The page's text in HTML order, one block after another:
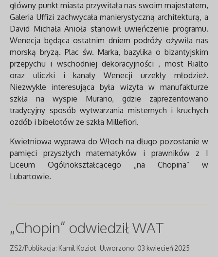
główny punkt miasta przywitała nas swoim majestatem,
Galeria Uffizi zachwycała manierystyczną architekturą, a
David Michała Anioła stanowił uwieńczenie programu.
Wenecja będąca ostatnim dniem podróży ożywiła nas
morską bryzą. Plac św. Marka, bazylika o bizantyjskim
przepychu i wschodniej dekoracyjności , most Rialto
oraz uliczki i kanały Wenecji urzekły młodzież.
Niezwykle interesująca była wizyta w manufakturze
szkła na wyspie Murano, gdzie zaprezentowano
tradycyjny sposób wytwarzania misternych i kruchych
ozdób i bibelotów ze szkła Millefiori.
Kwietniowa wyprawa do Włoch na długo pozostanie w
pamięci przyszłych matematyków i prawników z I
Liceum Ogólnokształcącego „na Chopina” w
Lubartowie.
„Chopin” odwiedził WAT
ZS2/Publikacja: Kamil Kozioł Utworzono: 03 kwiecień 2025